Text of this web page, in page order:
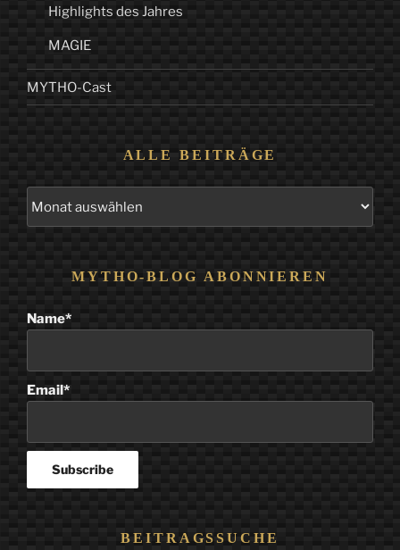
Highlights des Jahres
MAGIE
MYTHO-Cast
ALLE BEITRÄGE
MYTHO-BLOG ABONNIEREN
Name*
Email*
BEITRAGSSUCHE